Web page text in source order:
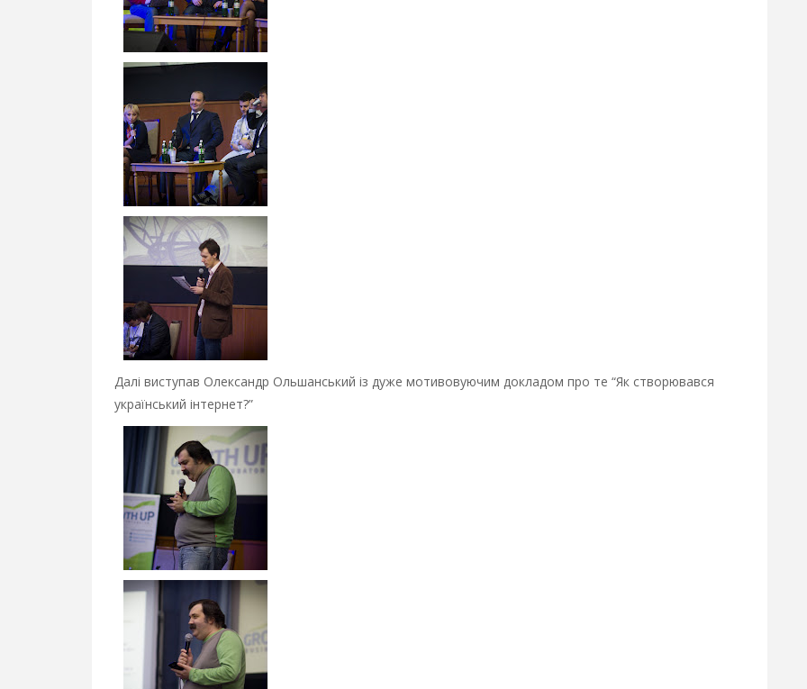
Далі виступав Олександр Ольшанський із дуже мотивовуючим докладом про те “Як створювався
український інтернет?”